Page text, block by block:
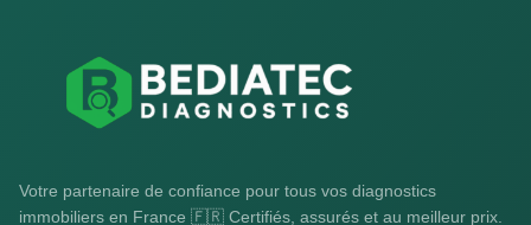
Votre partenaire de confiance pour tous vos diagnostics
immobiliers en France 🇫🇷 Certifiés, assurés et au meilleur prix.